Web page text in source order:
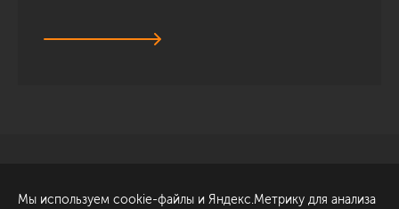
Обсудить проект
Мы используем cookie-файлы и Яндекс.Метрику для анализа